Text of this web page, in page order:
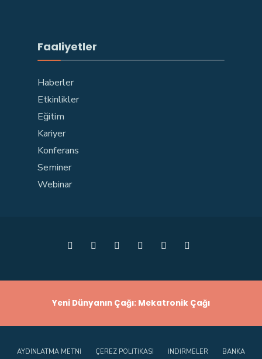
Faaliyetler
Haberler
Etkinlikler
Eğitim
Kariyer
Konferans
Seminer
Webinar
Yeni Dünyanın Çağı: Mekatronik Çağı
AYDINLATMA METNI ÇEREZ POLITIKASI İNDIRMELER BANKA